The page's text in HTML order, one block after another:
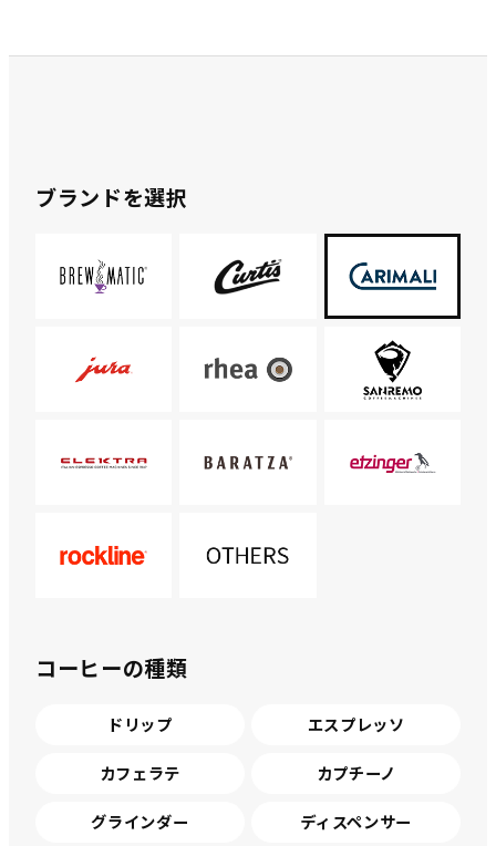
ブランドを選択
コーヒーの種類
ドリップ エスプレッソ
カフェラテ カプチーノ
グラインダー ディスペンサー